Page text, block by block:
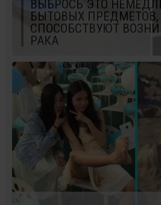
ВЫБРОСЬ ЭТО
БЫТОВЫХ ПРЕДМЕТОВ,
СПОСОБСТВУЮТ
РАКА